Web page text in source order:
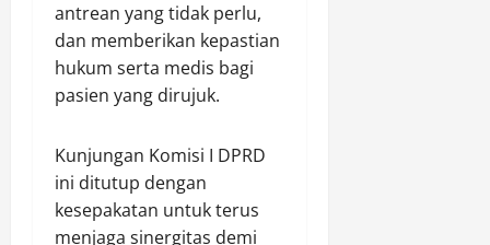
antrean yang tidak perlu,
dan memberikan kepastian
hukum serta medis bagi
pasien yang dirujuk.
Kunjungan Komisi I DPRD
ini ditutup dengan
kesepakatan untuk terus
menjaga sinergitas demi